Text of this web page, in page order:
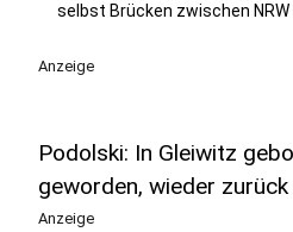
selbst Brücken zwischen
Anzeige
Podolski: In Gleiwitz
geworden, wieder zurück
Anzeige